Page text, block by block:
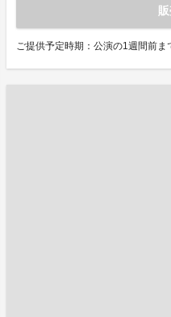
ご提供予定時期：公演の1週間前ま